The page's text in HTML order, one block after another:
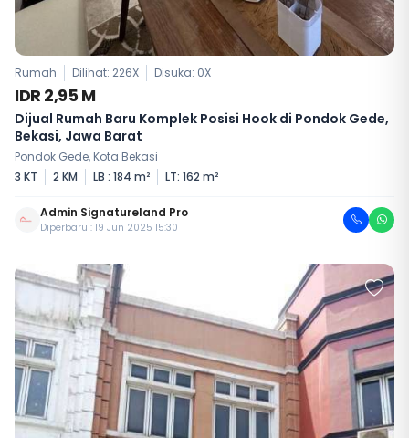
Rumah Dilihat: 226X Disuka: 0X
IDR 2,95 M
Dijual Rumah Baru Komplek Posisi Hook di Pondok Gede,
Bekasi, Jawa Barat
Pondok Gede, Kota Bekasi
3 KT
2 KM LB : 184 m² LT: 162 m²
Admin Signatureland Pro
Diperbarui: 19 Jun 2025 15:30